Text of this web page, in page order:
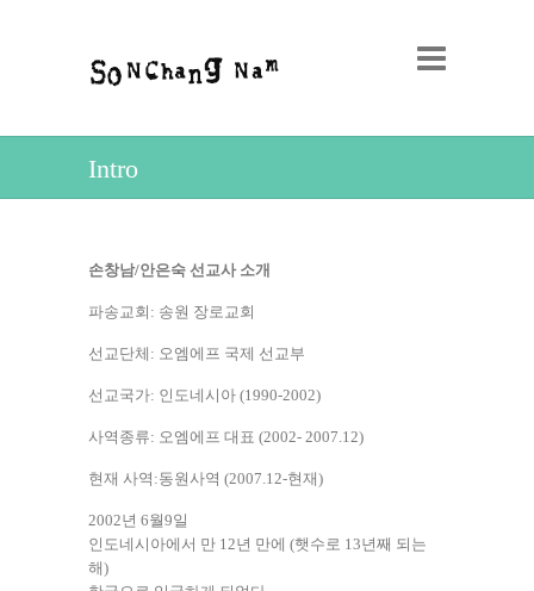
Intro
손창남/안은숙 선교사 소개
파송교회: 송원 장로교회
선교단체: 오엠에프 국제 선교부
선교국가: 인도네시아 (1990-2002)
사역종류: 오엠에프 대표 (2002- 2007.12)
현재 사역:동원사역 (2007.12-현재)
2002년 6월9일
인도네시아에서 만 12년 만에 (햇수로 13년째 되는
해)